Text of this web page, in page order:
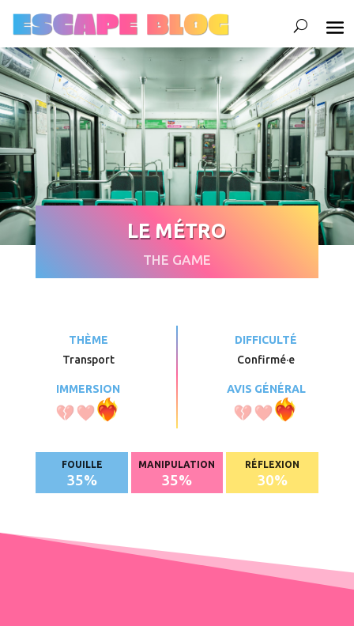
LE MÉTRO
THE GAME
THÈME
Transport
DIFFICULTÉ
Confirmé·e
IMMERSION AVIS GÉNÉRAL
FOUILLE
35%
MANIPULATION
35%
RÉFLEXION
30%